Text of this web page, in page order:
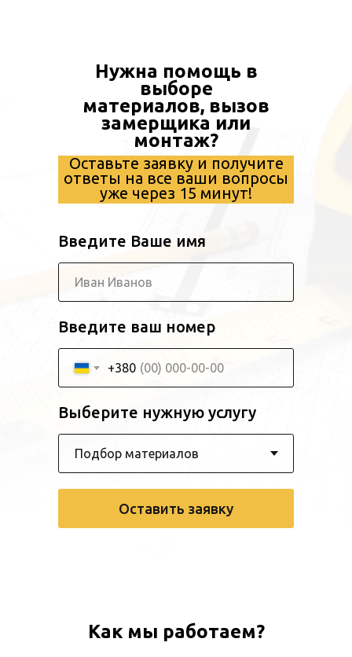
Нужна помощь в
выборе
материалов, вызов
замерщика или
монтаж?
Оставьте заявку и получите
ответы на все ваши вопросы
уже через 15 минут!
Введите Ваше имя
Введите ваш номер
+380
Выберите нужную услугу
Оставить заявку
Как мы работаем?